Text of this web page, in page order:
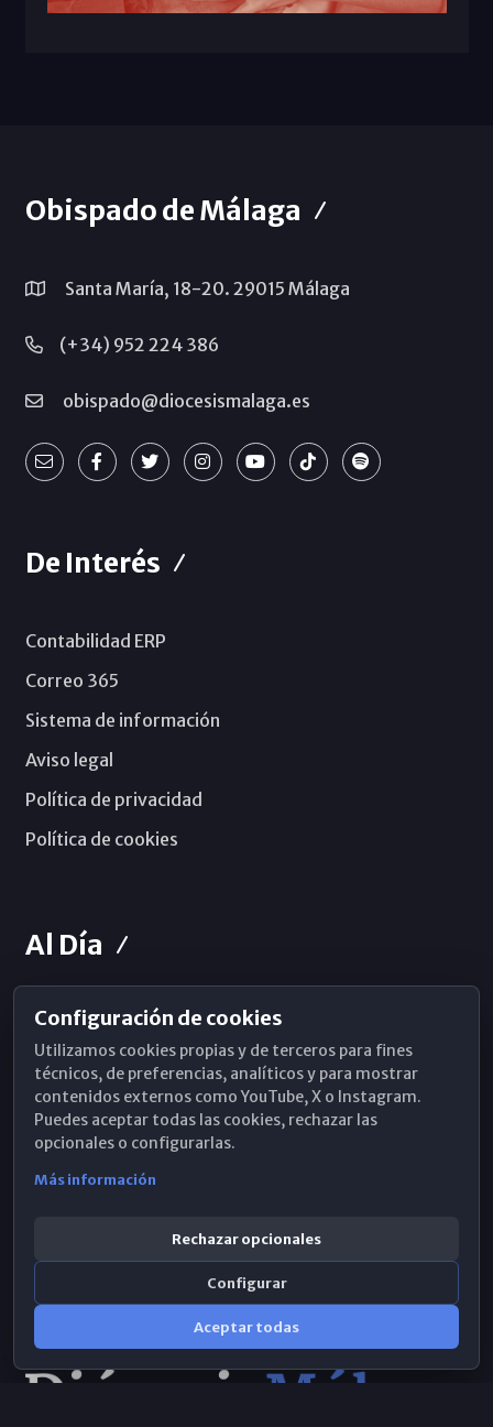
Obispado de Málaga
Santa María, 18-20. 29015 Málaga
(+34) 952 224 386
obispado@diocesismalaga.es
De Interés
Contabilidad ERP
Correo 365
Sistema de información
Aviso legal
Política de privacidad
Política de cookies
Al Día
Horarios de Misa
Hemeroteca
WhatsApp
Configuración de cookies
Utilizamos cookies propias y de terceros para fines
técnicos, de preferencias, analíticos y para mostrar
contenidos externos como YouTube, X o Instagram.
Puedes aceptar todas las cookies, rechazar las
opcionales o configurarlas.
Más información
Rechazar opcionales
Configurar
Aceptar todas